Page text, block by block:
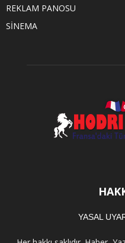
REKLAM PANOSU
SİNEMA
YASAL